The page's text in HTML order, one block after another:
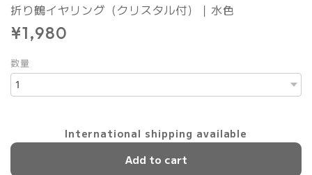
折り鶴イヤリング（クリスタル付）｜水色
¥1,980
数量
International shipping available
Add to cart